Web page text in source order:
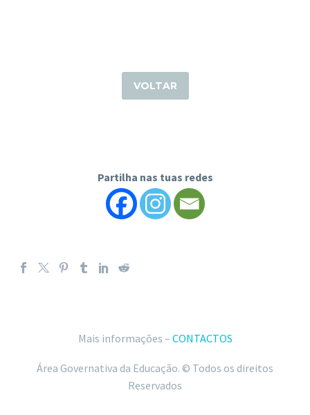
VOLTAR
Partilha nas tuas redes
Mais informações – CONTACTOS
Área Governativa da Educação. © Todos os direitos
Reservados